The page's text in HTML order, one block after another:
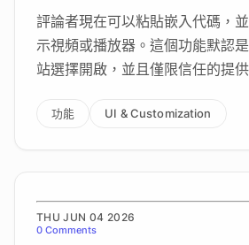
評論者現在可以粘貼嵌入代碼，
示視頻或播放器。這個功能默認
站選擇開啟，並且僅限信任的提供
功能 UI & Customization
THU JUN 04 2026
0 Comments